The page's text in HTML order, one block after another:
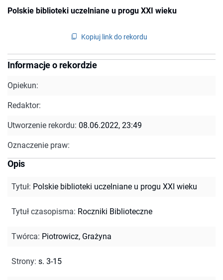
Polskie biblioteki uczelniane u progu XXI wieku
Kopiuj link do rekordu
Informacje o rekordzie
Opiekun:
Redaktor:
Utworzenie rekordu: 08.06.2022, 23:49
Oznaczenie praw:
Opis
Tytuł: Polskie biblioteki uczelniane u progu XXI wieku
Tytuł czasopisma: Roczniki Biblioteczne
Twórca: Piotrowicz, Grażyna
Strony: s. 3-15